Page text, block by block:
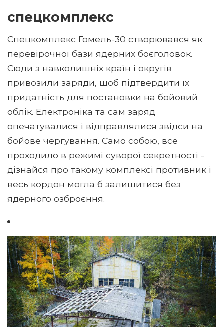
спецкомплекс
Спецкомплекс Гомель-30 створювався як
перевірочної бази ядерних боєголовок.
Сюди з навколишніх країн і округів
привозили заряди, щоб підтвердити їх
придатність для постановки на бойовий
облік. Електроніка та сам заряд
опечатувалися і відправлялися звідси на
бойове чергування. Само собою, все
проходило в режимі суворої секретності -
дізнайся про такому комплексі противник і
весь кордон могла б залишитися без
ядерного озброєння.